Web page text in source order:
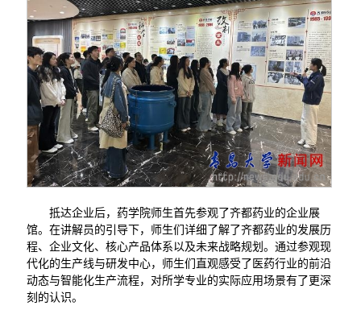
抵达企业后，药学院师生首先参观了齐都药业的企业展
馆。在讲解员的引导下，师生们详细了解了齐都药业的发展历
程、企业文化、核心产品体系以及未来战略规划。通过参观现
代化的生产线与研发中心，师生们直观感受了医药行业的前沿
动态与智能化生产流程，对所学专业的实际应用场景有了更深
刻的认识。